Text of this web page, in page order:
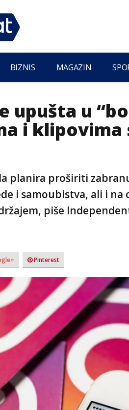
BIZNIS MAGAZIN
upušta u
i klipovima
planira proširiti
i samoubistva, ali i na
piše
Pinterest